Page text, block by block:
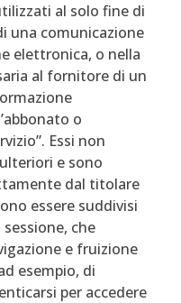
al solo fine di
una comunicazione
elettronica, o nella
al fornitore di un
o
Essi non
e sono
dal titolare
essere suddivisi
che
e fruizione
esempio, di
per accedere